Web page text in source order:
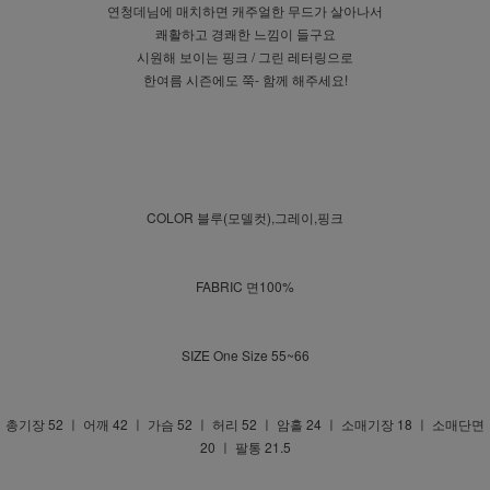
연청데님에 매치하면 캐주얼한 무드가 살아나서
쾌활하고 경쾌한 느낌이 들구요
시원해 보이는 핑크 / 그린 레터링으로
한여름 시즌에도 쭉- 함께 해주세요!
COLOR 블루(모델컷),그레이,핑크
FABRIC 면100%
SIZE One Size 55~66
총기장 52 ㅣ 어깨 42 ㅣ 가슴 52 ㅣ 허리 52 ㅣ 암홀 24 ㅣ 소매기장 18 ㅣ 소매단면
20 ㅣ 팔통 21.5